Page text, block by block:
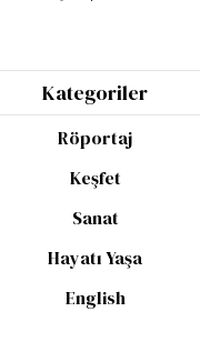
Kategoriler
Röportaj
Keşfet
Sanat
Hayatı Yaşa
English